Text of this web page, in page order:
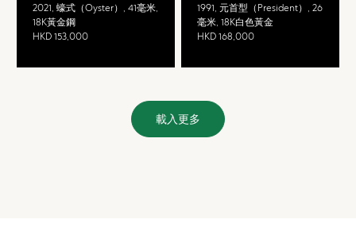
2021, 蠔式（Oyster）, 41毫米,
18K黃金鋼
HKD 153,000
1991, 元首型（President）, 26
毫米, 18K白色黃金
HKD 168,000
載入更多